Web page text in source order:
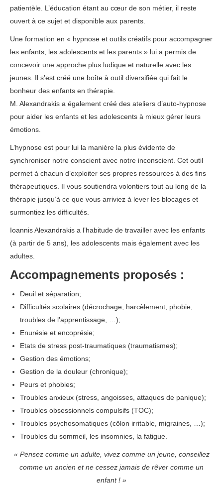
patientèle. L’éducation étant au cœur de son métier, il reste
ouvert à ce sujet et disponible aux parents.
Une formation en « hypnose et outils créatifs pour accompagner
les enfants, les adolescents et les parents » lui a permis de
concevoir une approche plus ludique et naturelle avec les
jeunes. Il s’est créé une boîte à outil diversifiée qui fait le
bonheur des enfants en thérapie.
M. Alexandrakis a également créé des ateliers d’auto-hypnose
pour aider les enfants et les adolescents à mieux gérer leurs
émotions.
L’hypnose est pour lui la manière la plus évidente de
synchroniser notre conscient avec notre inconscient. Cet outil
permet à chacun d’exploiter ses propres ressources à des fins
thérapeutiques. Il vous soutiendra volontiers tout au long de la
thérapie jusqu’à ce que vous arriviez à lever les blocages et
surmontiez les difficultés.
Ioannis Alexandrakis a l’habitude de travailler avec les enfants
(à partir de 5 ans), les adolescents mais également avec les
adultes.
Accompagnements proposés :
Deuil et séparation;
Difficultés scolaires (décrochage, harcèlement, phobie,
troubles de l’apprentissage, …);
Enurésie et encoprésie;
Etats de stress post-traumatiques (traumatismes);
Gestion des émotions;
Gestion de la douleur (chronique);
Peurs et phobies;
Troubles anxieux (stress, angoisses, attaques de panique);
Troubles obsessionnels compulsifs (TOC);
Troubles psychosomatiques (côlon irritable, migraines, …);
Troubles du sommeil, les insomnies, la fatigue.
« Pensez comme un adulte, vivez comme un jeune, conseillez
comme un ancien et ne cessez jamais de rêver comme un
enfant ! »